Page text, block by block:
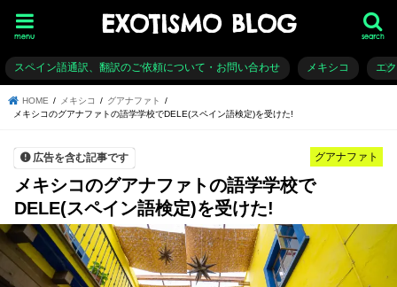
EXOTISMO BLOG search
menu
スペイン語通訳、翻訳のご依頼について・お問い合わせ メキシコ エ
HOME メキシコ
グアナファト
メキシコのグアナファトの語学学校でDELE(スペイン語検定)を受けた!
グアナファト
広告を含む記事です
メキシコのグアナファトの語学学校で
DELE(スペイン語検定)を受けた!